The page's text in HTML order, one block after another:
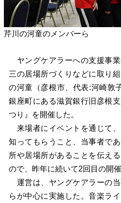
芹川の河童のメンバーら
ヤングケアラーへの支援事
三の居場所づくりなどに取り
の河童（彦根市、代表:河崎敦
銀座町にある滋賀銀行旧彦根
つり』を開催した。
来場者にイベントを通じて
知ってもらうこと、当事者で
所や居場所があることを伝え
ので、昨年に続いて2回目の開催
運営は、ヤングケアラーの
らが中心に実施した。音楽ラ